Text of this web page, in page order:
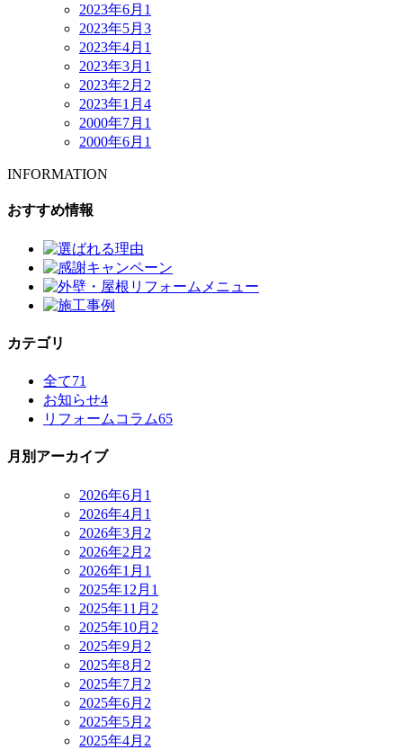
2023年6月 1
2023年5月 3
2023年4月 1
2023年3月 1
2023年2月 2
2023年1月 4
2000年7月 1
2000年6月 1
INFORMATION
おすすめ情報
カテゴリ
全て71
お知らせ4
リフォームコラム65
月別アーカイブ
2026年6月 1
2026年4月 1
2026年3月 2
2026年2月 2
2026年1月 1
2025年12月 1
2025年11月 2
2025年10月 2
2025年9月 2
2025年8月 2
2025年7月 2
2025年6月 2
2025年5月 2
2025年4月 2